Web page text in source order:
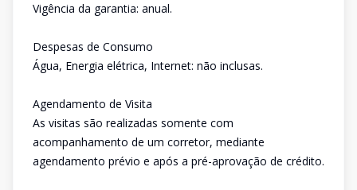
Vigência da garantia: anual.
Despesas de Consumo
Água, Energia elétrica, Internet: não inclusas.
Agendamento de Visita
As visitas são realizadas somente com
acompanhamento de um corretor, mediante
agendamento prévio e após a pré-aprovação de crédito.